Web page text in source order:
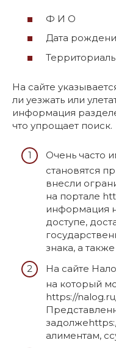
Ф И О
Дата
На сайте
ли уезжать или
информация
что упрощает поиск.
Очень часто
становятся
внесли
на портале
информация
доступе,
знака, а
На сайте
на который
https://
алиментам,